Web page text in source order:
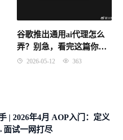
谷歌推出通用ai代理怎么
弄？别急，看完这篇你就
全明白了
2026-05-12 363
| 2026年4月 AOP入门：定义
试一网打尽